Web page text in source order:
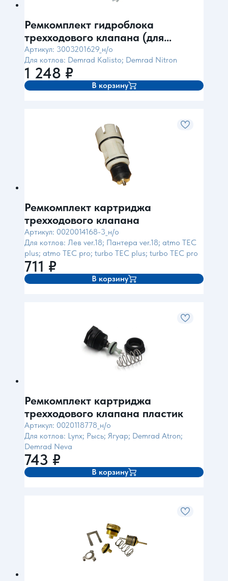
Ремкомплект гидроблока
трехходового клапана (для
Kalisto)
Артикул: 3003201629_н/о
Для котлов: Demrad Kalisto; Demrad Nitron
1 248 ₽
В корзину
Ремкомплект картриджа
трехходового клапана
Артикул: 0020014168-3_н/о
Для котлов: Лев ver.18; Пантера ver.18; atmo TEC
plus; atmo TEC pro; turbo TEC plus; turbo TEC pro
711 ₽
В корзину
Ремкомплект картриджа
трехходового клапана пластик
Артикул: 0020118778_н/о
Для котлов: Lynx; Рысь; Ягуар; Demrad Atron;
Demrad Neva
743 ₽
В корзину